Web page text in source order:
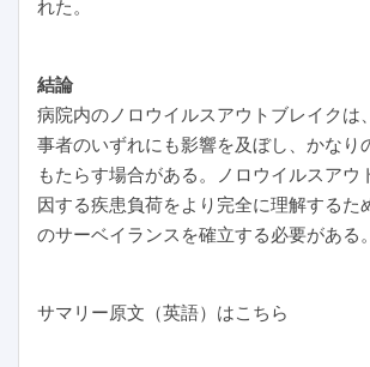
れた。
結論
病院内のノロウイルスアウトブレイクは
事者のいずれにも影響を及ぼし、かなり
もたらす場合がある。ノロウイルスアウ
因する疾患負荷をより完全に理解するた
のサーベイランスを確立する必要がある。
サマリー原文（英語）はこちら